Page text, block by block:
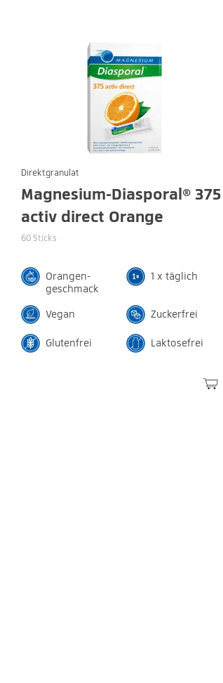
Direktgranulat
Magnesium-Diasporal® 375
activ direct Orange
60 Sticks
Orangen-
geschmack
1 x täglich
Vegan Zuckerfrei
Glutenfrei Laktosefrei